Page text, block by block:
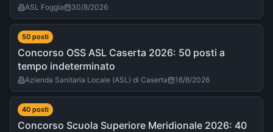
ASL Foggia 30/8/2026
50 posti
Concorso OSS ASL Caserta 2026: 50 posti a
tempo indeterminato
Azienda Sanitaria Locale (ASL) di Caserta 16/8/2026
40 posti
Concorso Scuola Superiore Meridionale 2026: 40